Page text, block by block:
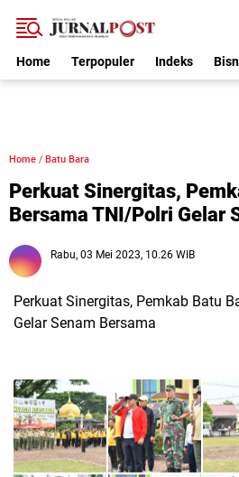
Home Terpopuler Indeks
Home / Batu Bara
Perkuat Sinergitas,
Bersama TNI/Polri Gelar
Rabu, 03 Mei 2023, 10.26 WIB
Perkuat Sinergitas, Pemkab Batu
Gelar Senam Bersama